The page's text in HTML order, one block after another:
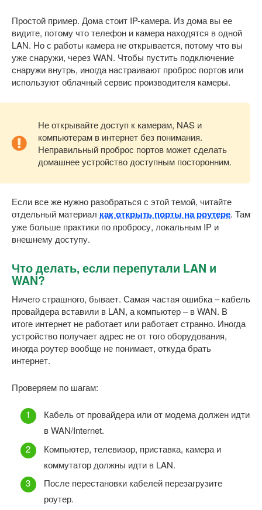
Простой пример. Дома стоит IP-камера. Из дома вы ее
видите, потому что телефон и камера находятся в одной
LAN. Но с работы камера не открывается, потому что вы
уже снаружи, через WAN. Чтобы пустить подключение
снаружи внутрь, иногда настраивают проброс портов или
используют облачный сервис производителя камеры.
Не открывайте доступ к камерам, NAS и
компьютерам в интернет без понимания.
Неправильный проброс портов может сделать
домашнее устройство доступным посторонним.
Если все же нужно разобраться с этой темой, читайте
отдельный материал как открыть порты на роутере. Там
уже больше практики по пробросу, локальным IP и
внешнему доступу.
Что делать, если перепутали LAN и
WAN?
Ничего страшного, бывает. Самая частая ошибка – кабель
провайдера вставили в LAN, а компьютер – в WAN. В
итоге интернет не работает или работает странно. Иногда
устройство получает адрес не от того оборудования,
иногда роутер вообще не понимает, откуда брать
интернет.
Проверяем по шагам:
Кабель от провайдера или от модема должен идти
в WAN/Internet.
Компьютер, телевизор, приставка, камера и
коммутатор должны идти в LAN.
После перестановки кабелей перезагрузите
роутер.